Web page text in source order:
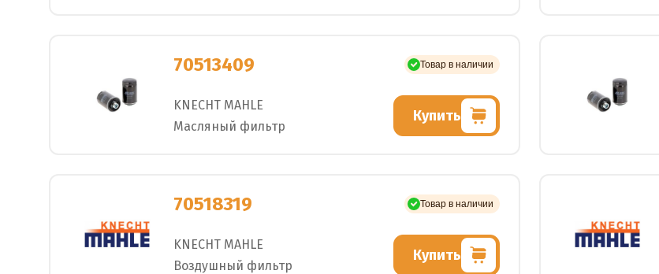
70513409 Товар в наличии
KNECHT MAHLE
Масляный фильтр
Купить
70518319 Товар в наличии
KNECHT MAHLE
Воздушный фильтр
Купить